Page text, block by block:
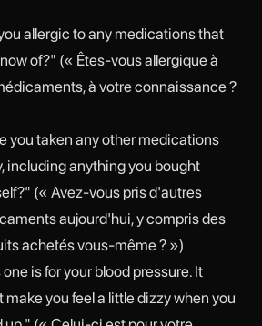
allergic to any medications that
of?" (« Êtes-vous allergique à
à votre connaissance ?
you taken any other medications
including anything you bought
(« Avez-vous pris d'autres
aujourd'hui, y compris des
achetés vous-même ? »)
is for your blood pressure. It
make you feel a little dizzy when you